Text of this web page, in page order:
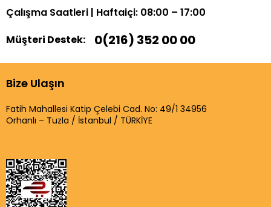
Çalışma Saatleri | Haftaiçi: 08:00 – 17:00
Müşteri Destek:
0(216) 352 00 00
Bize Ulaşın
Fatih Mahallesi Katip Çelebi Cad. No: 49/1 34956
Orhanlı – Tuzla / İstanbul / TÜRKİYE